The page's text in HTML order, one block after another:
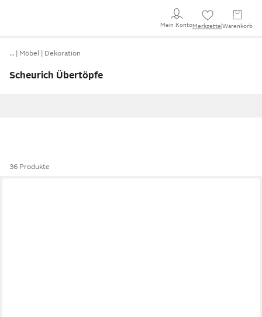
Mein KontoMerkzettel Warenkorb
… Möbel Dekoration
Scheurich Übertöpfe
36 Produkte